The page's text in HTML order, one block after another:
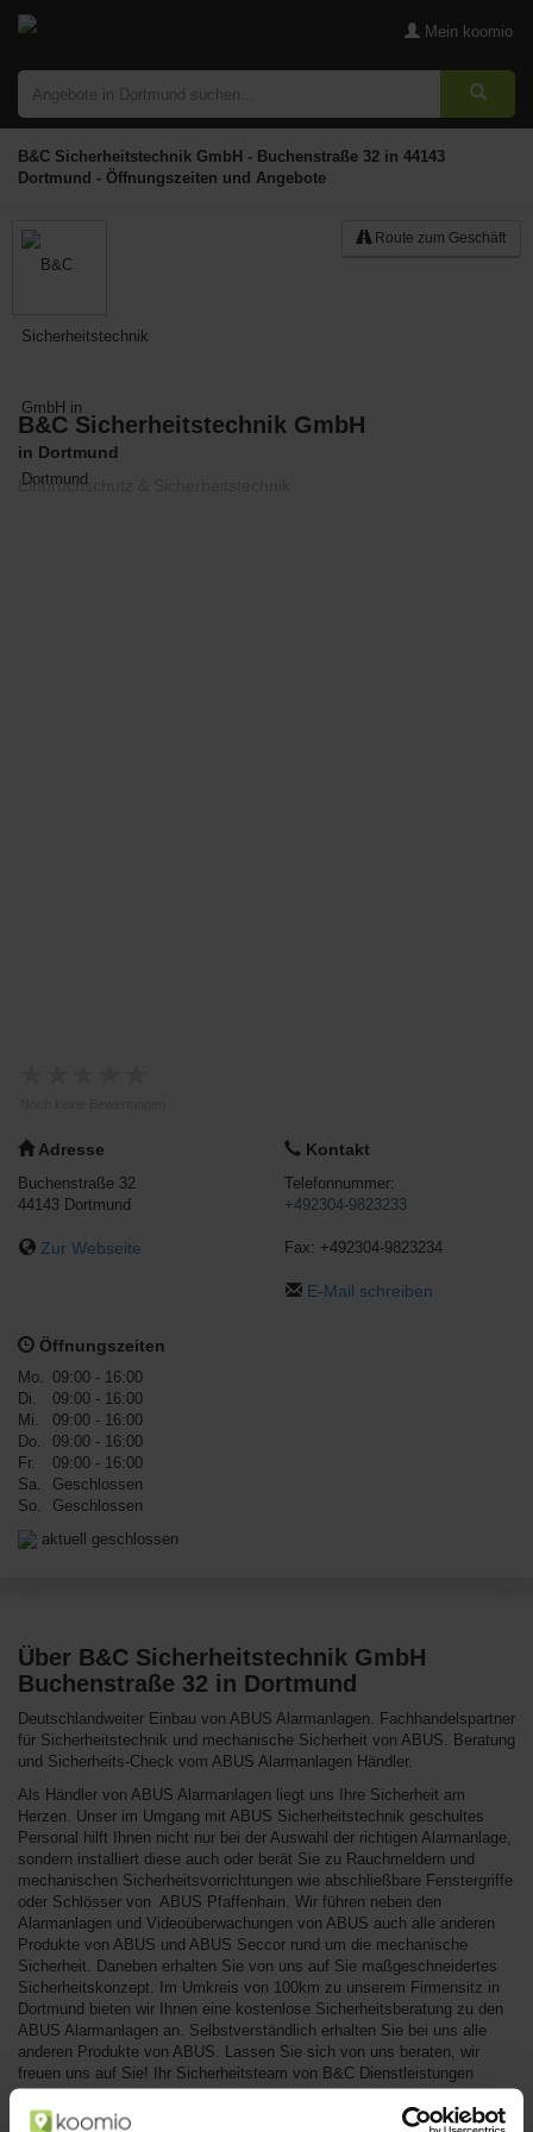
Mein koomio
B&C Sicherheitstechnik GmbH - Buchenstraße 32 in 44143
Dortmund - Öffnungszeiten und Angebote
Route zum Geschäft
B&C Sicherheitstechnik GmbH
in Dortmund
Einbruchschutz & Sicherheitstechnik
Adresse
Buchenstraße 32
44143 Dortmund
Zur Webseite
Kontakt
Telefonnummer:
+492304-9823233
Fax: +492304-9823234
E-Mail schreiben
Öffnungszeiten
Mo. 09:00 - 16:00
Di.
09:00 - 16:00
Mi.
09:00 - 16:00
Do.
09:00 - 16:00
Fr.
09:00 - 16:00
Sa.
Geschlossen
So.
Geschlossen
aktuell geschlossen
Über B&C Sicherheitstechnik GmbH
Buchenstraße 32 in Dortmund
Deutschlandweiter Einbau von ABUS Alarmanlagen. Fachhandelspartner
für Sicherheitstechnik und mechanische Sicherheit von ABUS. Beratung
und Sicherheits-Check vom ABUS Alarmanlagen Händler.
Als Händler von ABUS Alarmanlagen liegt uns Ihre Sicherheit am
Herzen. Unser im Umgang mit ABUS Sicherheitstechnik geschultes
Personal hilft Ihnen nicht nur bei der Auswahl der richtigen Alarmanlage,
sondern installiert diese auch oder berät Sie zu Rauchmeldern und
mechanischen Sicherheitsvorrichtungen wie abschließbare Fenstergriffe
oder Schlösser von ABUS Pfaffenhain. Wir führen neben den
Alarmanlagen und Videoüberwachungen von ABUS auch alle anderen
Produkte von ABUS und ABUS Seccor rund um die mechanische
Sicherheit. Daneben erhalten Sie von uns auf Sie maßgeschneidertes
Sicherheitskonzept. Im Umkreis von 100km zu unserem Firmensitz in
Dortmund bieten wir Ihnen eine kostenlose Sicherheitsberatung zu den
ABUS Alarmanlagen an. Selbstverständlich erhalten Sie bei uns alle
anderen Produkte von ABUS. Lassen Sie sich von uns beraten, wir
freuen uns auf Sie! Ihr Sicherheitsteam von B&C Dienstleistungen
B&C Sicherheitstechnik GmbH in Sozialen Netzwerken